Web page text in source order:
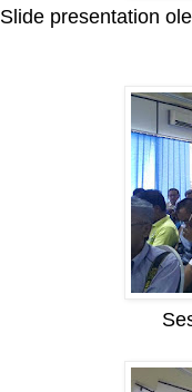
Slide presentation